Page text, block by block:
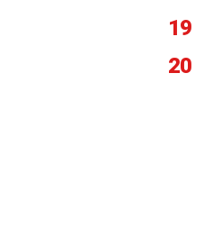
19
20